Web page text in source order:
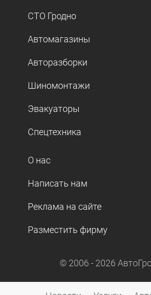
СТО Гродно
Автомагазины
Авторазборки
Шиномонтажи
Эвакуаторы
Спецтехника
О нас
Написать нам
Реклама на сайте
Разместить фирму
© 2006 - 2026